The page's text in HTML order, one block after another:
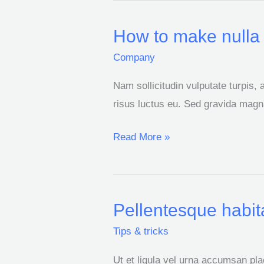
How to make
Company
Nam sollicitudin vulputate turpis,
risus luctus eu. Sed gravida
How
to
nulla
glavrida
Read More »
Pellentesque
Tips & tricks
Ut et ligula vel urna accumsan
Pellentesque
habitant